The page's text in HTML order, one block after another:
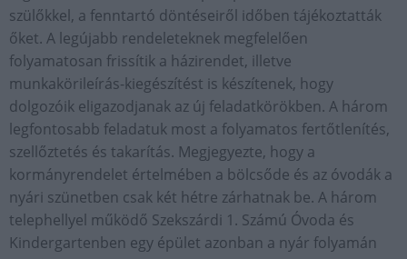
szülőkkel, a fenntartó döntéseiről időben tájékoztatták
őket. A legújabb rendeleteknek megfelelően
folyamatosan frissítik a házirendet, illetve
munkakörileírás-kiegészítést is készítenek, hogy
dolgozóik eligazodjanak az új feladatkörökben. A három
legfontosabb feladatuk most a folyamatos fertőtlenítés,
szellőztetés és takarítás. Megjegyezte, hogy a
kormányrendelet értelmében a bölcsőde és az óvodák a
nyári szünetben csak két hétre zárhatnak be. A három
telephellyel működő Szekszárdi 1. Számú Óvoda és
Kindergartenben egy épület azonban a nyár folyamán